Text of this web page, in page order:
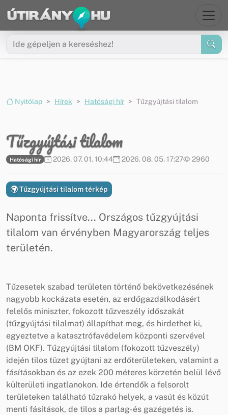
Ugrás a menüre
Ugrás a tartalomra
Nyitólap Hírek Hatósági hír Tűzgyújtási tilalom
Tűzgyújtási tilalom
Hatósági hír 2026. 07. 01. 10:44 2026. 08. 05. 17:27 2960
Tűzgyújtási tilalom térkép
Naponta frissítve... Országos tűzgyújtási
tilalom van érvényben Magyarország teljes
területén.
Tűzesetek szabad területen történő bekövetkezésének
nagyobb kockázata esetén, az erdőgazdálkodásért
felelős miniszter, fokozott tűzveszély időszakát
(tűzgyújtási tilalmat) állapíthat meg, és hirdethet ki,
egyeztetve a katasztrófavédelem központi szervével
(BM OKF). Tűzgyújtási tilalom (fokozott tűzveszély)
idején tilos tüzet gyújtani az erdőterületeken, valamint a
fásításokban és az ezek 200 méteres körzetén belül lévő
külterületi ingatlanokon. Ide értendők a felsorolt
területeken található tűzrakó helyek, a vasút és közút
menti fásítások, de tilos a parlag- és gazégetés is.